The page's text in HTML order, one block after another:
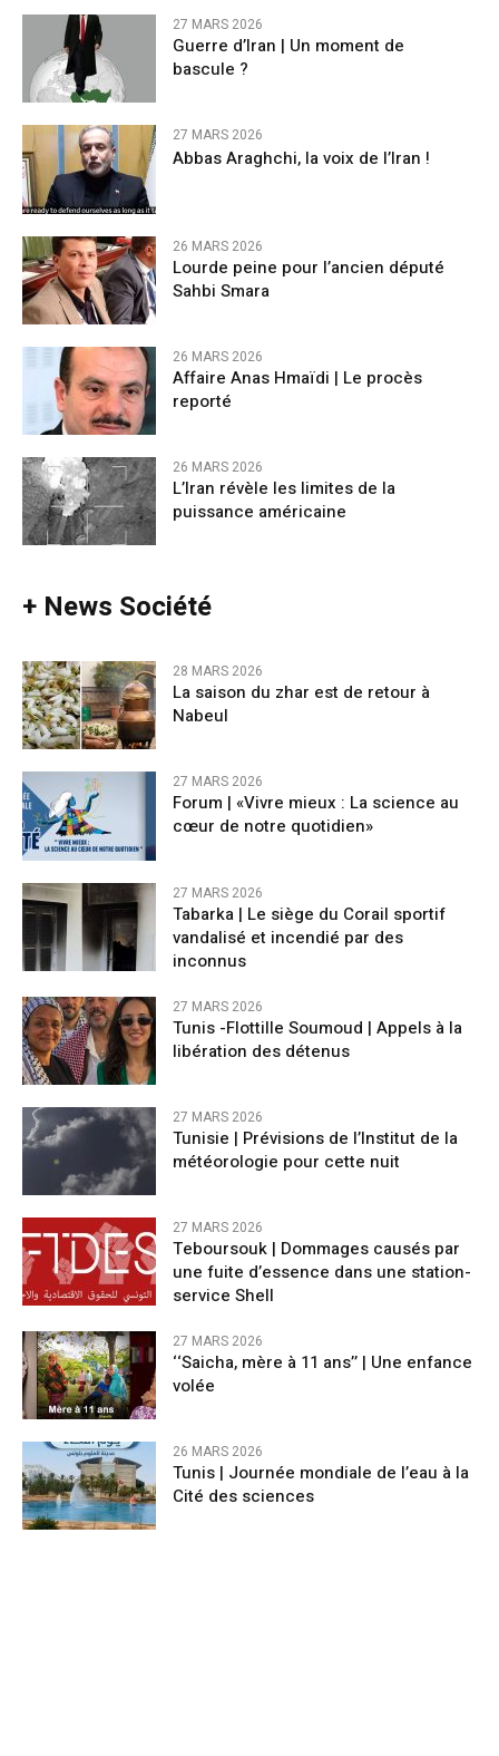
27 MARS 2026
Guerre d’Iran | Un moment de
bascule ?
27 MARS 2026
Abbas Araghchi, la voix de l’Iran !
26 MARS 2026
Lourde peine pour l’ancien député
Sahbi Smara
26 MARS 2026
Affaire Anas Hmaïdi | Le procès
reporté
26 MARS 2026
L’Iran révèle les limites de la
puissance américaine
+ News Société
28 MARS 2026
La saison du zhar est de retour à
Nabeul
27 MARS 2026
Forum | «Vivre mieux : La science au
cœur de notre quotidien»
27 MARS 2026
Tabarka | Le siège du Corail sportif
vandalisé et incendié par des
inconnus
27 MARS 2026
Tunis -Flottille Soumoud | Appels à la
libération des détenus
27 MARS 2026
Tunisie | Prévisions de l’Institut de la
météorologie pour cette nuit
27 MARS 2026
Teboursouk | Dommages causés par
une fuite d’essence dans une station-
service Shell
27 MARS 2026
‘‘Saicha, mère à 11 ans’’ | Une enfance
volée
26 MARS 2026
Tunis | Journée mondiale de l’eau à la
Cité des sciences